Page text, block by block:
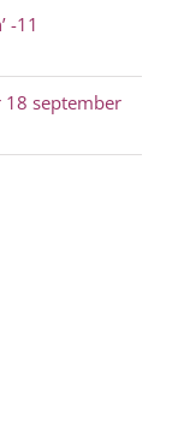
-11
18 september